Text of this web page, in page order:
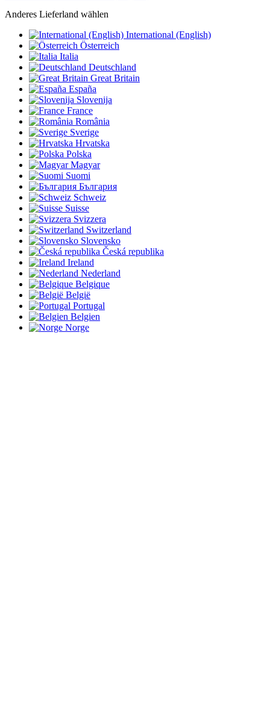
Anderes Lieferland wählen
International (English)
Österreich
Italia
Deutschland
Great Britain
España
Slovenija
France
România
Sverige
Hrvatska
Polska
Magyar
Suomi
България
Schweiz
Suisse
Svizzera
Switzerland
Slovensko
Česká republika
Ireland
Nederland
Belgique
België
Portugal
Belgien
Norge